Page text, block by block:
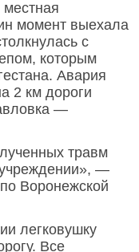
момент выехала
с
которым
Авария
2 км дороги
—
травм
—
Воронежской
легковушку
Все